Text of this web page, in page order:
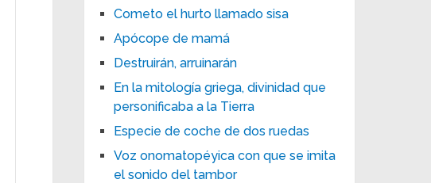
Cometo el hurto llamado sisa
Apócope de mamá
Destruirán, arruinarán
En la mitología griega, divinidad que
personificaba a la Tierra
Especie de coche de dos ruedas
Voz onomatopéyica con que se imita
el sonido del tambor